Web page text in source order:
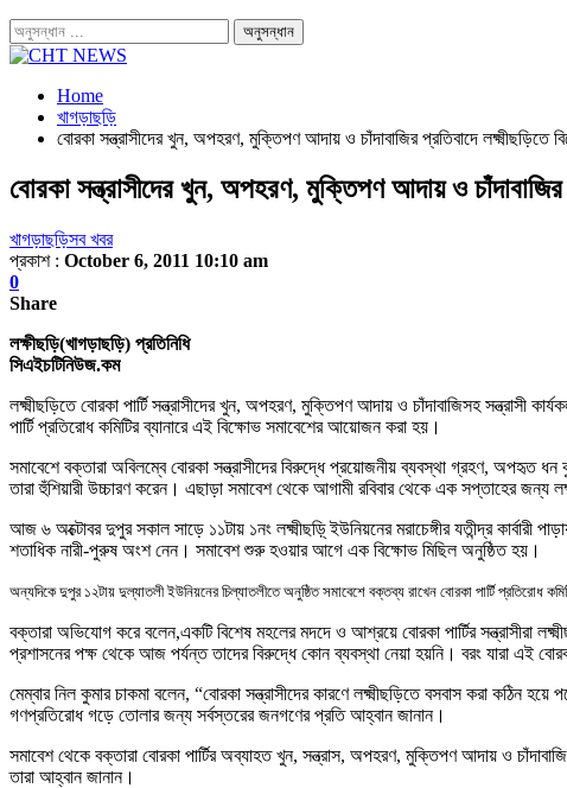
Home
খাগড়াছড়ি
বোরকা সন্ত্রাসীদের খুন, অপহরণ, মুক্তিপণ আদায় ও চাঁদাবাজির প্রতিবাদে লক্ষ্মীছড়িতে
বোরকা সন্ত্রাসীদের খুন, অপহরণ, মুক্তিপণ আদায় ও চাঁদাবাজির
খাগড়াছড়িসব খবর
প্রকাশ : October 6, 2011 10:10 am
0
Share
লক্ষীছড়ি(খাগড়াছড়ি) প্রতিনিধি
সিএইচটিনিউজ.কম
লক্ষ্মীছড়িতে বোরকা পার্টি সন্ত্রাসীদের খুন, অপহরণ, মুক্তিপণ আদায় ও চাঁদাবাজিসহ সন্ত্রাসী
পার্টি প্রতিরোধ কমিটির ব্যানারে এই বিক্ষোভ সমাবেশের আয়োজন করা হয়।
সমাবেশে বক্তারা অবিলম্বে বোরকা সন্ত্রাসীদের বিরুদ্ধে প্রয়োজনীয় ব্যবস্থা গ্রহণ, অপহৃত ধন
তারা হুঁশিয়ারী উচ্চারণ করেন। এছাড়া সমাবেশ থেকে আগামী রবিবার থেকে এক সপ্তাহের জন্য
আজ ৬ অক্টোবর দুপুর সকাল সাড়ে ১১টায় ১নং লক্ষ্মীছড়ি্ ইউনিয়নের মরাচেঙ্গীর যতীন্দ্র
শতাধিক নারী-পুরুষ অংশ নেন। সমাবেশ শুরু হওয়ার আগে এক বিক্ষোভ মিছিল অনুষ্ঠিত হয়।
অন্যদিকে দুপুর ১২টায় দুল্যাতলী ইউনিয়নের চিল্যাতলীতে অনুষ্ঠিত সমাবেশে বক্তব্য রাখেন বোরকা পার্টি প্রতিরোধ
বক্তারা অভিযোগ করে বলেন,একটি বিশেষ মহলের মদদে ও আশ্রয়ে বোরকা পার্টির সন্ত্রাসীরা
প্রশাসনের পক্ষ থেকে আজ পর্যন্ত তাদের বিরুদ্ধে কোন ব্যবস্থা নেয়া হয়নি। বরং যারা এই
মেম্বার নিল কুমার চাকমা বলেন, “বোরকা সন্ত্রাসীদের কারণে লক্ষ্মীছড়িতে বসবাস করা কঠিন
গণপ্রতিরোধ গড়ে তোলার জন্য সর্বস্তরের জনগণের প্রতি আহ্বান জানান।
সমাবেশ থেকে বক্তারা বোরকা পার্টির অব্যাহত খুন, সন্ত্রাস, অপহরণ, মুক্তিপণ আদায় ও
তারা আহ্বান জানান।